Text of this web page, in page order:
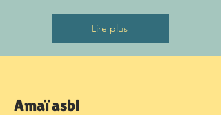
Lire plus
Amaï asbl